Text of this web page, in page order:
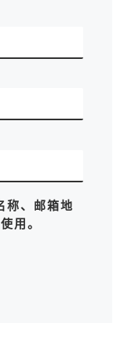
称、邮箱地
用。